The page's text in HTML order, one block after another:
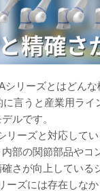
シリーズとはどんな
言うと産業用ライ
ルです。
リーズと対応して
部の関節部品やコ
さが向上している
ーズには存在しな